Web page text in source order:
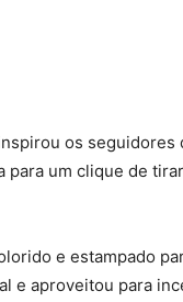
os seguidores
para um clique de
e estampado
e aproveitou para